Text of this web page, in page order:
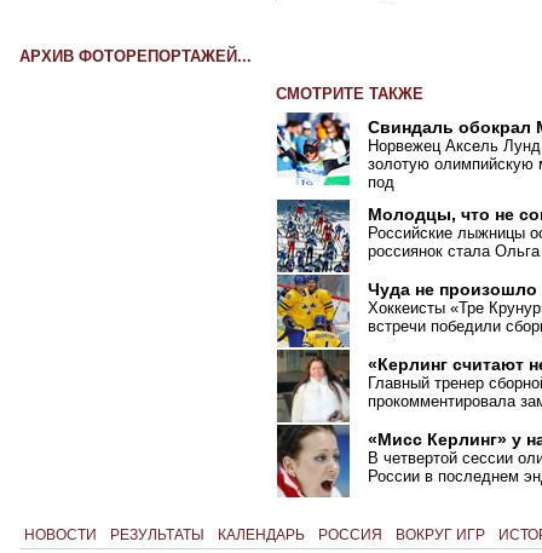
АРХИВ ФОТОРЕПОРТАЖЕЙ...
СМОТРИТЕ ТАКЖЕ
Свиндаль обокрал
Норвежец Аксель
золотую олимпийскую
под
Молодцы, что не
Российские лыжницы
россиянок стала
Чуда не произошло
Хоккеисты «Тре
встречи победили
«Керлинг считают
Главный тренер
прокомментировала
«Мисс Керлинг» у
В четвертой сессии
России в последнем
НОВОСТИ РЕЗУЛЬТАТЫ КАЛЕНДАРЬ РОССИЯ ВОКРУГ ИГР